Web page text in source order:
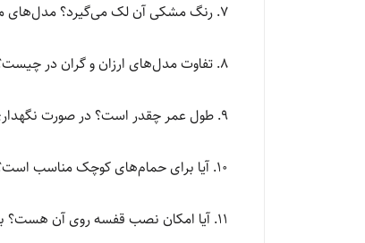
۷. رنگ مشکی آن لک می‌گیرد؟ مدل‌های مات ما ضد لک هستند.
۸. تفاوت مدل‌های ارزان و گران در چیست؟ کیفیت کارتریج و آلیاژ بدنه.
۹. طول عمر چقدر است؟ در صورت نگهداری اصولی، بیش از ۱۰ سال.
۱۰. آیا برای حمام‌های کوچک مناسب است؟ بله، به دلیل طراحی فلت و چسبیده به دیوار، فضا را بزرگتر نشان می‌دهد.
۱۱. آیا امکان نصب قفسه روی آن هست؟ برخی مدل‌ها دارای قفسه سرخود هستند.